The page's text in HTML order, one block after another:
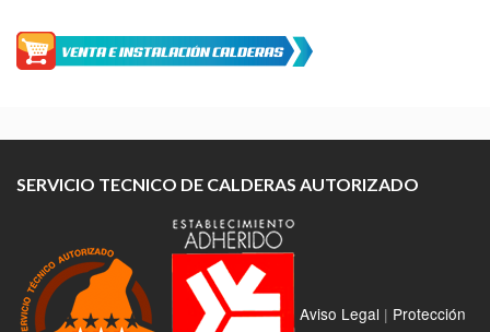
SERVICIO TECNICO DE CALDERAS AUTORIZADO
Aviso Legal | Protección